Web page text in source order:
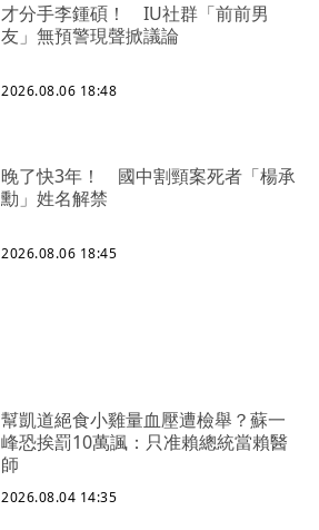
才分手李鍾碩！ IU社群「前前男
友」無預警現聲掀議論
2026.08.06 18:48
晚了快3年！ 國中割頸案死者「楊承
勳」姓名解禁
2026.08.06 18:45
幫凱道絕食小雞量血壓遭檢舉？蘇一
峰恐挨罰10萬諷：只准賴總統當賴醫
師
2026.08.04 14:35